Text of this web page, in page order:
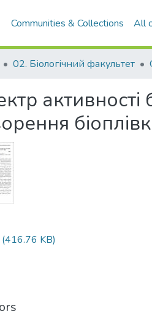
Communities & Collections All
02. Біологічний факультет
(416.76 KB)